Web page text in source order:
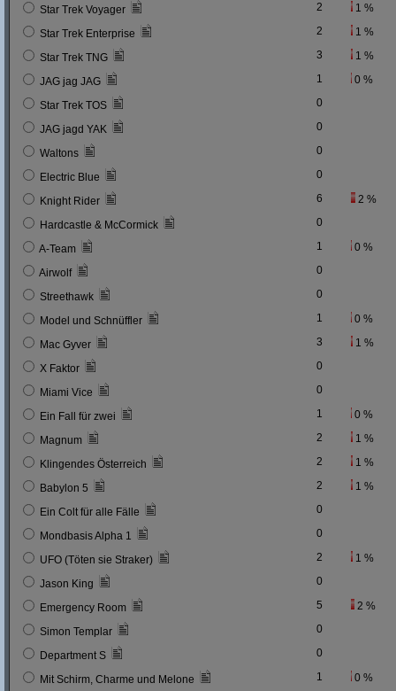
Star Trek Voyager 2 1 %
Star Trek Enterprise 2 1 %
Star Trek TNG 3 1 %
JAG jag JAG 1 0 %
Star Trek TOS 0
JAG jagd YAK 0
Waltons 0
Electric Blue 0
Knight Rider 6 2 %
Hardcastle & McCormick 0
A-Team 1 0 %
Airwolf 0
Streethawk 0
Model und Schnüffler 1 0 %
Mac Gyver 3 1 %
X Faktor 0
Miami Vice 0
Ein Fall für zwei 1 0 %
Magnum 2 1 %
Klingendes Österreich 2 1 %
Babylon 5 2 1 %
Ein Colt für alle Fälle 0
Mondbasis Alpha 1 0
UFO (Töten sie Straker) 2 1 %
Jason King 0
Emergency Room 5 2 %
Simon Templar 0
Department S 0
Mit Schirm, Charme und Melone 1 0 %